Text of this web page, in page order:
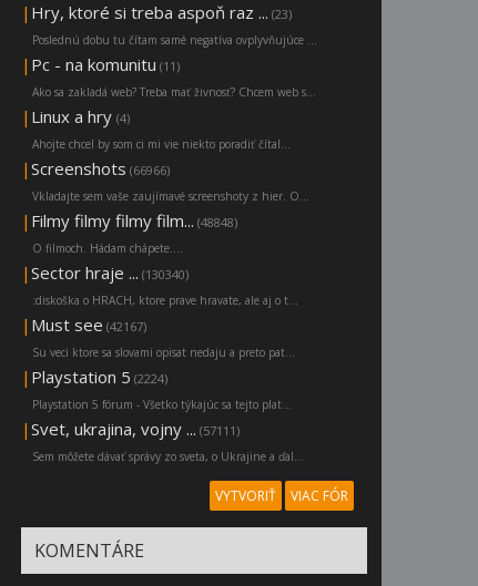
| Hry, ktoré si treba aspoň raz ... (23)
Poslednú dobu tu čítam samé negatíva ovplyvňujúce ...
| Pc - na komunitu (11)
Ako sa zakladá web? Treba mať živnosť? Chcem web s...
| Linux a hry (4)
Ahojte chcel by som ci mi vie niekto poradiť čítal...
| Screenshots (66966)
Vkladajte sem vaše zaujímavé screenshoty z hier. O...
| Filmy filmy filmy film... (48848)
O filmoch. Hádam chápete....
| Sector hraje ... (130340)
:diskoška o HRACH, ktore prave hravate, ale aj o t...
| Must see (42167)
Su veci ktore sa slovami opisat nedaju a preto pat...
| Playstation 5 (2224)
Playstation 5 fórum - Všetko týkajúc sa tejto plat...
| Svet, ukrajina, vojny ... (57111)
Sem môžete dávať správy zo sveta, o Ukrajine a ďal...
VYTVORIŤ VIAC FÓR
KOMENTÁRE